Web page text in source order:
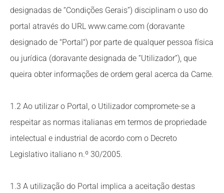
designadas de “Condições Gerais”) disciplinam o uso do
portal através do URL www.came.com (doravante
designado de "Portal") por parte de qualquer pessoa física
ou jurídica (doravante designada de “Utilizador”), que
queira obter informações de ordem geral acerca da Came.
1.2 Ao utilizar o Portal, o Utilizador compromete-se a
respeitar as normas italianas em termos de propriedade
intelectual e industrial de acordo com o Decreto
Legislativo italiano n.º 30/2005.
1.3 A utilização do Portal implica a aceitação destas